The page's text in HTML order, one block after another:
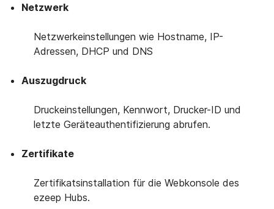
Netzwerk
Netzwerkeinstellungen wie Hostname, IP-
Adressen, DHCP und DNS
Auszugdruck
Druckeinstellungen, Kennwort, Drucker-ID und
letzte Geräteauthentifizierung abrufen.
Zertifikate
Zertifikatsinstallation für die Webkonsole des
ezeep Hubs.